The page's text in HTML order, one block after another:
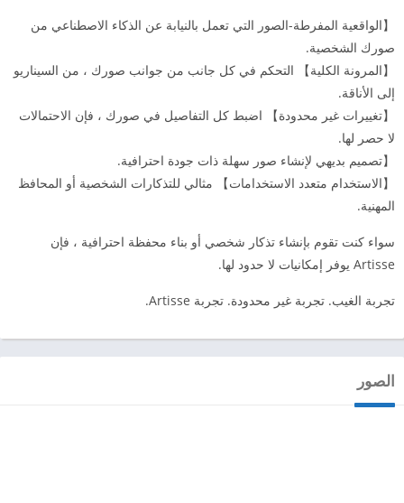
【الواقعية المفرطة-الصور التي تعمل بالنيابة عن الذكاء الاصطناعي من
صورك الشخصية.
【المرونة الكلية】 التحكم في كل جانب من جوانب صورك ، من السيناريو
إلى الأناقة.
【تغييرات غير محدودة】 اضبط كل التفاصيل في صورك ، فإن الاحتمالات
لا حصر لها.
【تصميم بديهي لإنشاء صور سهلة ذات جودة احترافية.
【الاستخدام متعدد الاستخدامات】 مثالي للتذكارات الشخصية أو المحافظ
المهنية.
سواء كنت تقوم بإنشاء تذكار شخصي أو بناء محفظة احترافية ، فإن
Artisse يوفر إمكانيات لا حدود لها.
تجربة الغيب. تجربة غير محدودة. تجربة Artisse.
الصور